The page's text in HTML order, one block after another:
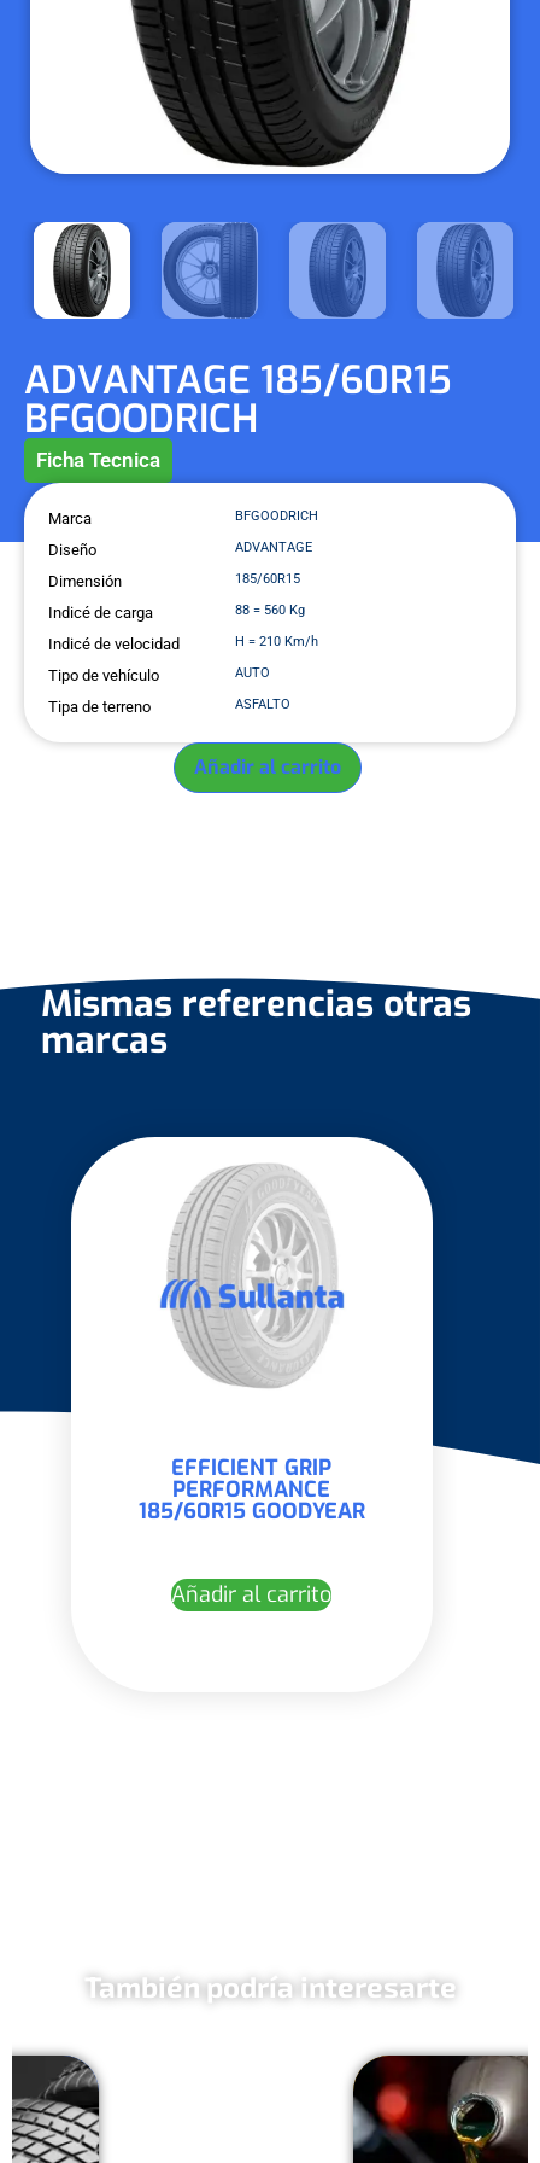
ADVANTAGE 185/60R15
BFGOODRICH
Ficha Tecnica
Marca
Diseño
Dimensión
Indicé de carga
Indicé de velocidad
Tipo de vehículo
Tipa de terreno
BFGOODRICH
ADVANTAGE
185/60R15
88 = 560 Kg
H = 210 Km/h
AUTO
ASFALTO
Añadir al carrito
Mismas referencias otras
marcas
EFFICIENT GRIP
PERFORMANCE
185/60R15 GOODYEAR
Añadir al carrito
También podría interesarte